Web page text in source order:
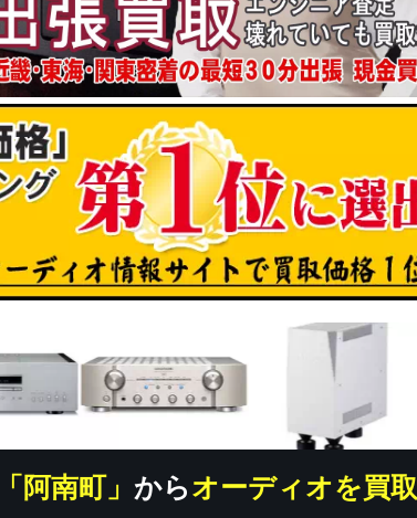
「阿南町」 からオーディオを買取